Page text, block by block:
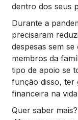
dentro dos seus
Durante a
precisaram
despesas sem
membros da
tipo de apoio se
função disso, ter
financeira na
Quer saber